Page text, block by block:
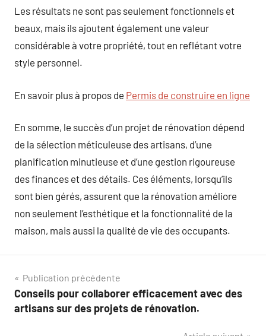
Les résultats ne sont pas seulement fonctionnels et
beaux, mais ils ajoutent également une valeur
considérable à votre propriété, tout en reflétant votre
style personnel.
En savoir plus à propos de Permis de construire en ligne
En somme, le succès d’un projet de rénovation dépend
de la sélection méticuleuse des artisans, d’une
planification minutieuse et d’une gestion rigoureuse
des finances et des détails. Ces éléments, lorsqu’ils
sont bien gérés, assurent que la rénovation améliore
non seulement l’esthétique et la fonctionnalité de la
maison, mais aussi la qualité de vie des occupants.
Navigation
de
Publication précédente
Conseils pour collaborer efficacement avec des
artisans sur des projets de rénovation.